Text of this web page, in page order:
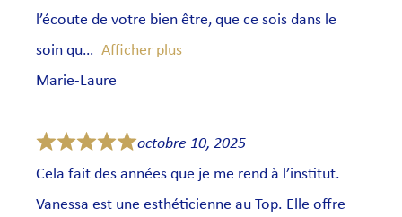
l’écoute de votre bien être, que ce sois dans le
soin qu
Afficher plus
Marie-Laure
octobre 10, 2025
Cela fait des années que je me rend à l’institut.
Vanessa est une esthéticienne au Top. Elle offre